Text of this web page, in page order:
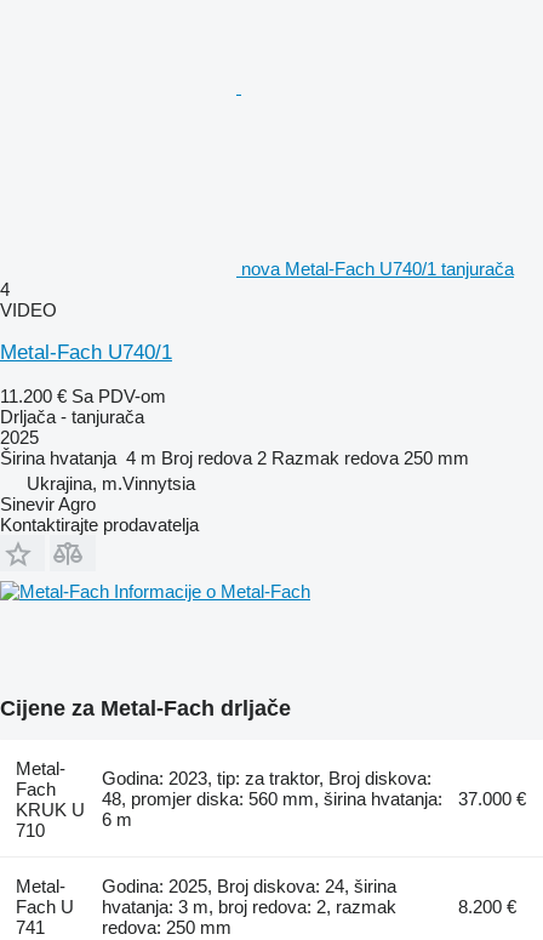
nova Metal-Fach U740/1 tanjurača
4
VIDEO
Metal-Fach U740/1
11.200 € Sa PDV-om
Drljača - tanjurača
2025
Širina hvatanja 4 m Broj redova 2 Razmak redova 250 mm
Ukrajina, m.Vinnytsia
Sinevir Agro
Kontaktirajte prodavatelja
Informacije o Metal-Fach
Cijene za Metal-Fach drljače
Metal-
Fach
KRUK U
710
Godina: 2023, tip: za traktor, Broj diskova:
48, promjer diska: 560 mm, širina hvatanja:
6 m
37.000 €
Metal-
Fach U
741
Godina: 2025, Broj diskova: 24, širina
hvatanja: 3 m, broj redova: 2, razmak
redova: 250 mm
8.200 €